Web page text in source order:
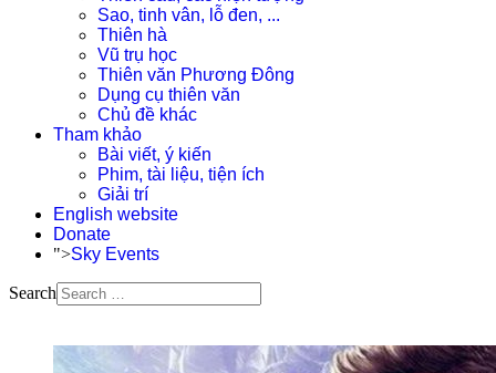
Sao, tinh vân, lỗ đen, ...
Thiên hà
Vũ trụ học
Thiên văn Phương Đông
Dụng cụ thiên văn
Chủ đề khác
Tham khảo
Bài viết, ý kiến
Phim, tài liệu, tiện ích
Giải trí
English website
Donate
">Sky Events
Search